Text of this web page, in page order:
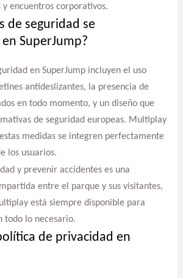
encuentros corporativos.
de seguridad se
SuperJump?
en SuperJump incluyen el uso
antideslizantes, la presencia de
en todo momento, y un diseño que
de seguridad europeas. Multiplay
medidas se integren perfectamente
los usuarios.
y prevenir accidentes es una
entre el parque y sus visitantes,
está siempre disponible para
todo lo necesario.
de privacidad en